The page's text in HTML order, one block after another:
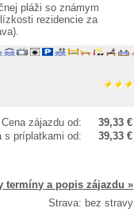
pláži so známym
rezidencie za
Cena zájazdu od:
39,33 €
s príplatkami od:
39,33 €
termíny a popis zájazdu »
Strava: bez stravy